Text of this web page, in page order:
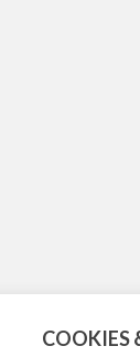
COOKIES